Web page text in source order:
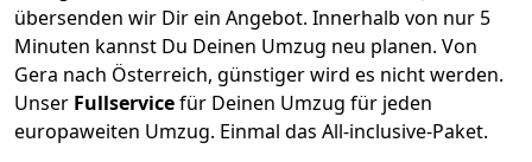
übersenden wir Dir ein Angebot. Innerhalb von nur 5
Minuten kannst Du Deinen Umzug neu planen. Von
Gera nach Österreich, günstiger wird es nicht werden.
Unser Fullservicefür Deinen Umzug für jeden
europaweiten Umzug. Einmal das All-inclusive-Paket.